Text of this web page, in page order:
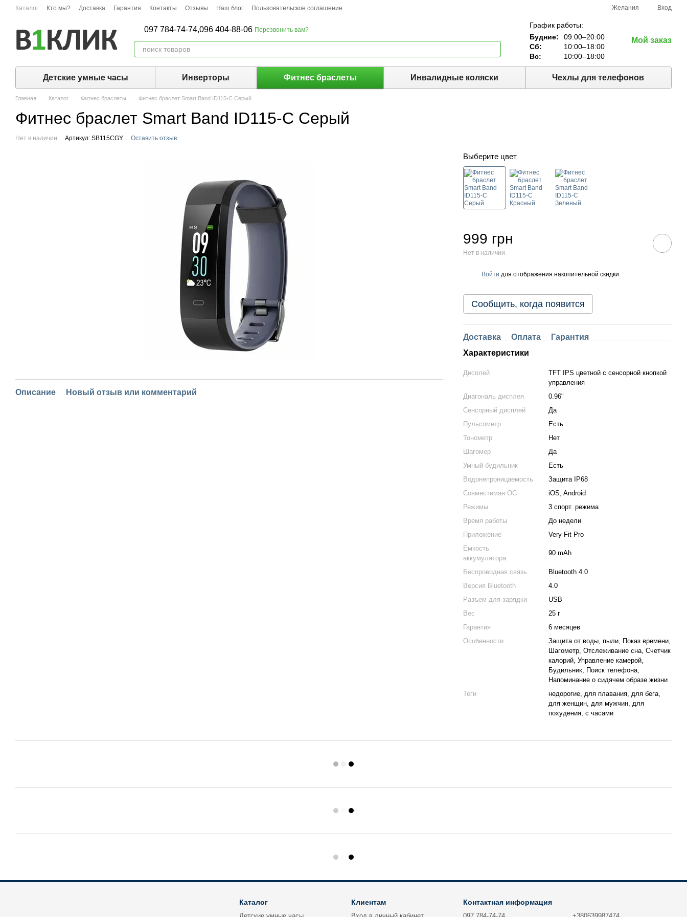
Перейти к основному контенту
Каталог Кто мы? Доставка Гарантия Контакты Отзывы Наш блог Пользовательское соглашение Желания Вход
097 784-74-74,096 404-88-06 Перезвонить вам?
График работы:
Будние:
09:00–20:00
Сб:
10:00–18:00
Вс:
10:00–18:00
Мой заказ
Детские умные часы Инверторы Фитнес браслеты Инвалидные коляски Чехлы для телефонов
Главная Каталог Фитнес браслеты Фитнес браслет Smart Band ID115-C Серый
Фитнес браслет Smart Band ID115-C Серый
Нет в наличии Артикул: SB115CGY Оставить отзыв
Описание Новый отзыв или комментарий
Выберите цвет
999 грн
Нет в наличии
Войти для отображения накопительной скидки
Сообщить, когда появится
Доставка Оплата
Гарантия
Характеристики
Дисплей
TFT IPS цветной с сенсорной кнопкой
управления
Диагональ дисплея
0.96"
Сенсорный дисплей
Да
Пульсометр
Есть
Тонометр
Нет
Шагомер
Да
Умный будильник
Есть
Водонепроницаемость
Защита IP68
Совместимая ОС
iOS, Android
Режимы
3 спорт. режима
Время работы
До недели
Приложение
Very Fit Pro
Емкость
аккумулятора
90 mAh
Беспроводная связь
Bluetooth 4.0
Версия Bluetooth
4.0
Разъем для зарядки
USB
Вес
25 г
Гарантия
6 месяцев
Особенности
Защита от воды, пыли, Показ времени,
Шагометр, Отслеживание сна, Счетчик
калорий, Управление камерой,
Будильник, Поиск телефона,
Напоминание о сидячем образе жизни
Теги
недорогие, для плавания, для бега,
для женщин, для мужчин, для
похудения, с часами
Каталог Клиентам Контактная информация